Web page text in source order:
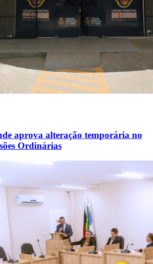
aprova alteração temporária no
Ordinárias